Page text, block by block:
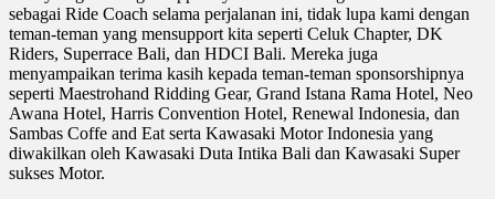
sebagai Ride Coach selama perjalanan ini, tidak lupa kami dengan
teman-teman yang mensupport kita seperti Celuk Chapter, DK
Riders, Superrace Bali, dan HDCI Bali. Mereka juga
menyampaikan terima kasih kepada teman-teman sponsorshipnya
seperti Maestrohand Ridding Gear, Grand Istana Rama Hotel, Neo
Awana Hotel, Harris Convention Hotel, Renewal Indonesia, dan
Sambas Coffe and Eat serta Kawasaki Motor Indonesia yang
diwakilkan oleh Kawasaki Duta Intika Bali dan Kawasaki Super
sukses Motor.